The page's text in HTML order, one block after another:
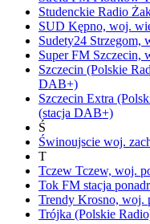
Studenckie Radio
SUD Kępno, woj.
Sudety24 Strzegom,
Super FM Szczecin,
Szczecin (Polskie
DAB+)
Szczecin Extra
(stacja DAB+)
Ś
Świnoujscie woj.
T
Tczew Tczew, woj.
Tok FM stacja
Trendy Krosno, woj.
Trójka (Polskie